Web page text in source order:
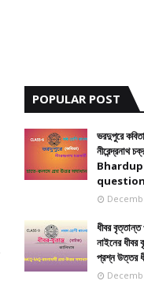
POPULAR POST
ভরদুপুরে
নীরেন্দ্রনাথ
ধীবর
নাইনের
প্রশ্ন উত্তর